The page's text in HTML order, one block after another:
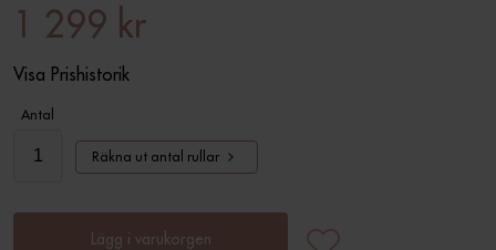
1 299 kr
Visa Prishistorik
Antal
Räkna ut antal rullar
Lägg i varukorgen